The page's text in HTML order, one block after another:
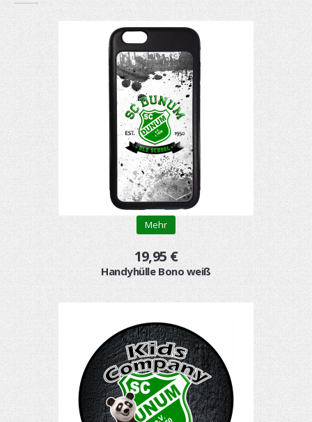
Mehr
19,95 €
Handyhülle Bono weiß